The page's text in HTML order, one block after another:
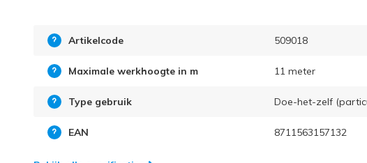
Artikelcode 509018
Maximale werkhoogte in m 11 meter
Type gebruik Doe-het-zelf
EAN 8711563157132